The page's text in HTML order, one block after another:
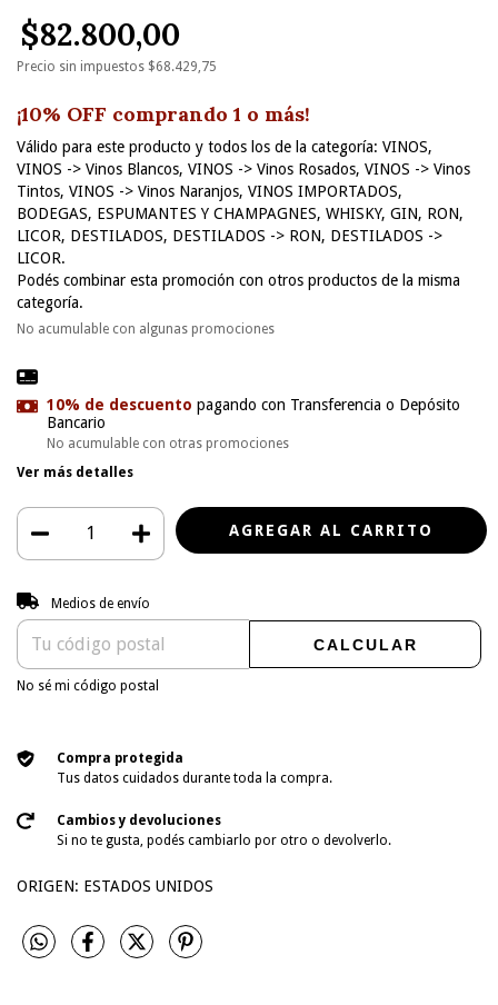
$82.800,00
Precio sin impuestos $68.429,75
¡10% OFF comprando 1 o más!
Válido para este producto y todos los de la categoría: VINOS,
VINOS -> Vinos Blancos, VINOS -> Vinos Rosados, VINOS -> Vinos
Tintos, VINOS -> Vinos Naranjos, VINOS IMPORTADOS,
BODEGAS, ESPUMANTES Y CHAMPAGNES, WHISKY, GIN, RON,
LICOR, DESTILADOS, DESTILADOS -> RON, DESTILADOS ->
LICOR.
Podés combinar esta promoción con otros productos de la misma
categoría.
No acumulable con algunas promociones
10% de descuento pagando con Transferencia o Depósito
Bancario
No acumulable con otras promociones
Ver más detalles
Entregas para el CP:
Medios de envío
CALCULAR
No sé mi código postal
Compra protegida
Tus datos cuidados durante toda la compra.
Cambios y devoluciones
Si no te gusta, podés cambiarlo por otro o devolverlo.
ORIGEN: ESTADOS UNIDOS